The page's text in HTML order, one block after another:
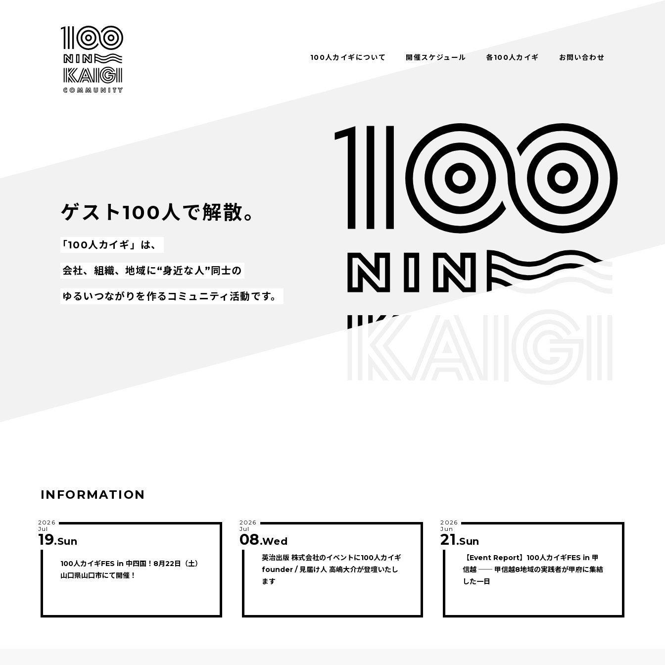
100人カイギについて 開催スケジュール 各100人カイギ お問い合わせ
ゲスト100人で解散。
「100人カイギ」は、
会社、組織、地域に“身近な人”同士の
ゆるいつながりを作るコミュニティ活動です。
INFORMATION
100人カイギFES in 中四国！8月22日（土）
山口県山口市にて開催！
2026
Jul
19.Sun
英治出版 株式会社のイベントに100人カイギ
founder / 見届け人 高嶋大介が登壇いたし
ます
2026
Jul
08.Wed
【Event Report】100人カイギFES in 甲
信越 ── 甲信越8地域の実践者が甲府に集結
した一日
2026
Jun
21.Sun